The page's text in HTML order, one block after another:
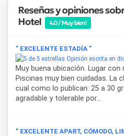
Reseñas y opiniones
Hotel
4.0 / Muy bien!
“ EXCELENTE ESTADÍA ”
Opinión escrita en
Muy buena ubicación. Lugar
Piscinas muy bien cuidadas. La
cual como lo publican: 25 a 30
agradable y tolerable por...
“ EXCELENTE APART, CÓMODO,